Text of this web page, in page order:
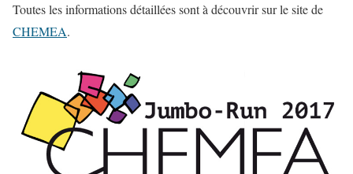
Toutes les informations détaillées sont à découvrir sur le site de
CHEMEA.